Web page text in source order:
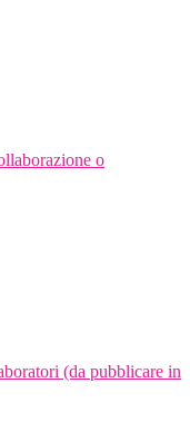
o
(da pubblicare in